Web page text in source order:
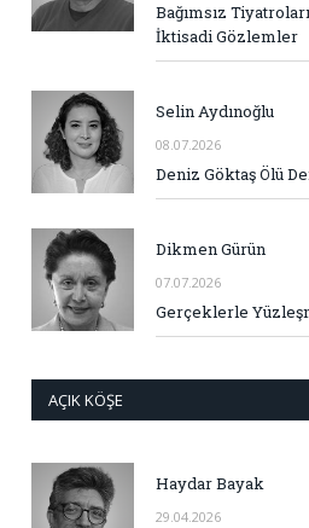
Bağımsız
İktisadi Gözlemler
Selin Aydınoğlu
08.07.2026
Deniz Göktaş Ölü
Dikmen Gürün
07.07.2026
Gerçeklerle
AÇIK KÖŞE
Haydar Bayak
29.04.2026